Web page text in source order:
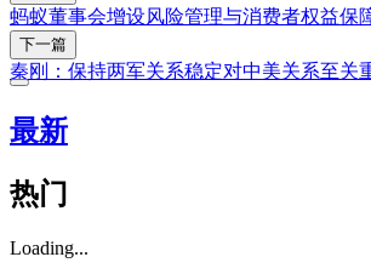
蚂蚁董事会增设风险管理与消费者权益保
下一篇
秦刚：保持两军关系稳定对中美关系至关
最新
热门
Loading...